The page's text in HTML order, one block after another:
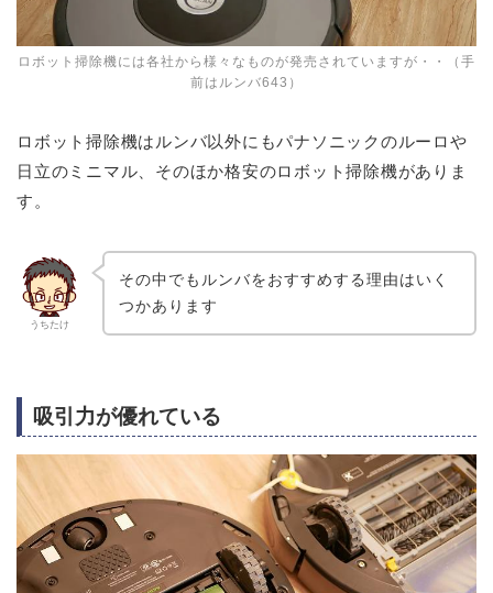
ロボット掃除機には各社から様々なものが発売されていますが・・（手
前はルンバ643）
ロボット掃除機はルンバ以外にもパナソニックのルーロや
日立のミニマル、そのほか格安のロボット掃除機がありま
す。
うちたけ
その中でもルンバをおすすめする理由はいく
つかあります
吸引力が優れている